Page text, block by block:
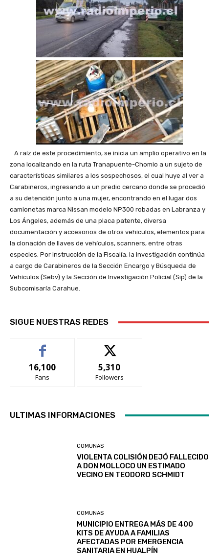
A raíz de este procedimiento, se inicia un amplio operativo en la
zona localizando en la ruta Tranapuente-Chomio a un sujeto de
características similares a los sospechosos, el cual huye al ver a
Carabineros, ingresando a un predio cercano donde se procedió
a su detención junto a una mujer, encontrando en el lugar dos
camionetas marca Nissan modelo NP300 robadas en Labranza y
Los Ángeles, además de una placa patente, diversa
documentación y accesorios de otros vehículos, elementos para
la clonación de llaves de vehículos, scanners, entre otras
especies. Por instrucción de la Fiscalía, la investigación continúa
a cargo de Carabineros de la Sección Encargo y Búsqueda de
Vehículos (Sebv) y la Sección de Investigación Policial (Sip) de la
Subcomisaría Carahue.
SIGUE NUESTRAS REDES
16,100
Fans
5,310
Followers
ULTIMAS INFORMACIONES
COMUNAS
VIOLENTA COLISIÓN DEJÓ FALLECIDO
A DON MOLLOCO UN ESTIMADO
VECINO EN TEODORO SCHMIDT
COMUNAS
MUNICIPIO ENTREGA MÁS DE 400
KITS DE AYUDA A FAMILIAS
AFECTADAS POR EMERGENCIA
SANITARIA EN HUALPÍN